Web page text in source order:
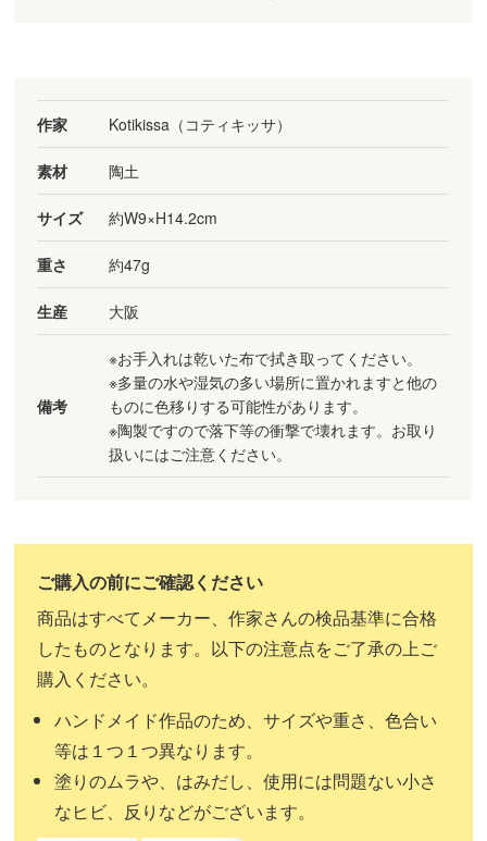
作家 Kotikissa（コティキッサ）
素材 陶土
サイズ 約W9×H14.2cm
重さ 約47g
生産 大阪
備考
※お手入れは乾いた布で拭き取ってください。
※多量の水や湿気の多い場所に置かれますと他の
ものに色移りする可能性があります。
※陶製ですので落下等の衝撃で壊れます。お取り
扱いにはご注意ください。
商品はすべてメーカー、作家さんの検品基準に合格
したものとなります。以下の注意点をご了承の上ご
購入ください。
ハンドメイド作品のため、サイズや重さ、色合い
等は１つ１つ異なります。
塗りのムラや、はみだし、使用には問題ない小さ
なヒビ、反りなどがございます。